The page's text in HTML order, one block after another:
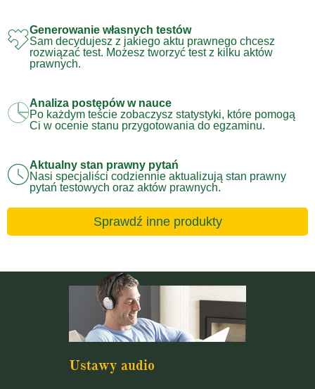
Generowanie własnych testów
Sam decydujesz z jakiego aktu prawnego chcesz
rozwiązać test. Możesz tworzyć test z kilku aktów
prawnych.
Analiza postępów w nauce
Po każdym teście zobaczysz statystyki, które pomogą
Ci w ocenie stanu przygotowania do egzaminu.
Aktualny stan prawny pytań
Nasi specjaliści codziennie aktualizują stan prawny
pytań testowych oraz aktów prawnych.
Sprawdź inne produkty
Ustawy audio